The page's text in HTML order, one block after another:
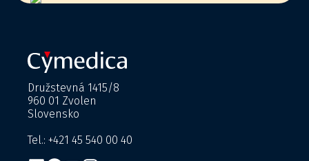
Družstevná 1415/8
960 01 Zvolen
Slovensko
Tel.: +421 45 540 00 40